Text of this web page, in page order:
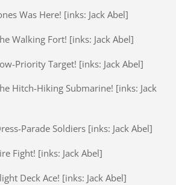
Was Here! [inks: Jack Abel]
Walking Fort! [inks: Jack Abel]
Priority Target! [inks: Jack Abel]
Hitch-Hiking Submarine! [inks: Jack
Parade Soldiers [inks: Jack Abel]
Fight! [inks: Jack Abel]
Deck Ace! [inks: Jack Abel]